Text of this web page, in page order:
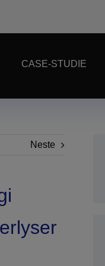
CASE-STUDIE
Neste